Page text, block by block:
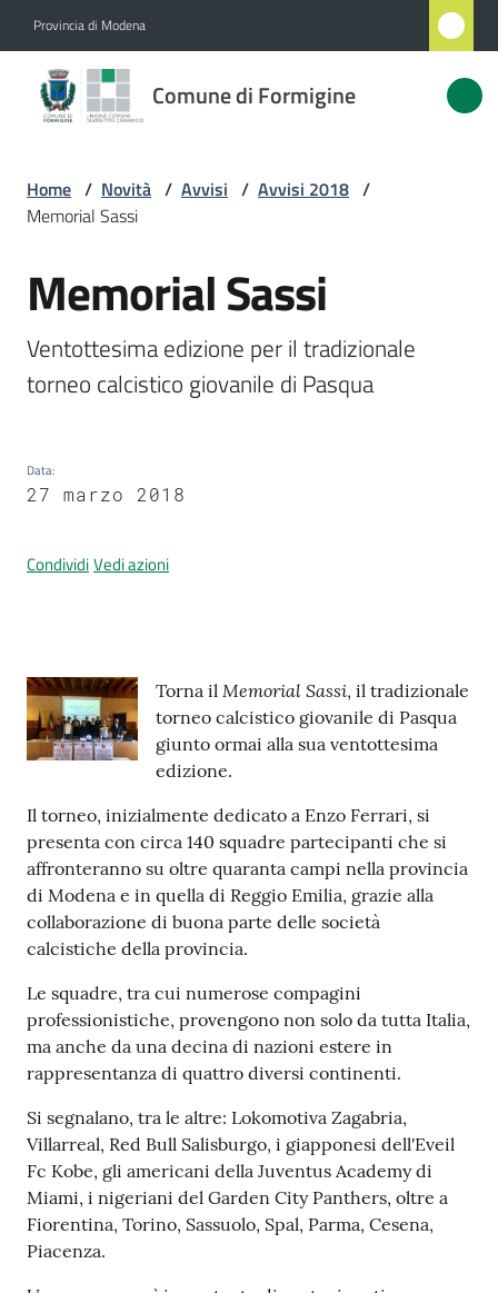
Provincia di Modena
Comune di Formigine
Comune
di
Novità
Servizi
A
l
l
e
t
a
M
e
t
e
Tutti
gli
argomenti...
Seguici
su
Home / Novità / Avvisi / Avvisi 2018 /
Memorial Sassi
Salta al contenuto
Memorial Sassi
Ventottesima edizione per il tradizionale
torneo calcistico giovanile di Pasqua
Data:
27 marzo 2018
CondividiVedi azioni
Contenuto Torna il Memorial Sassi, il tradizionale
torneo calcistico giovanile di Pasqua
giunto ormai alla sua ventottesima
edizione.
Il torneo, inizialmente dedicato a Enzo Ferrari, si
presenta con circa 140 squadre partecipanti che si
affronteranno su oltre quaranta campi nella provincia
di Modena e in quella di Reggio Emilia, grazie alla
collaborazione di buona parte delle società
calcistiche della provincia.
Le squadre, tra cui numerose compagini
professionistiche, provengono non solo da tutta Italia,
ma anche da una decina di nazioni estere in
rappresentanza di quattro diversi continenti.
Si segnalano, tra le altre: Lokomotiva Zagabria,
Villarreal, Red Bull Salisburgo, i giapponesi dell'Eveil
Fc Kobe, gli americani della Juventus Academy di
Miami, i nigeriani del Garden City Panthers, oltre a
Fiorentina, Torino, Sassuolo, Spal, Parma, Cesena,
Piacenza.